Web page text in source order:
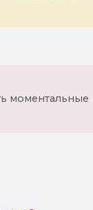
моментальные